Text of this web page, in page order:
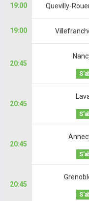
19:00 Quevilly-
19:00
20:45
20:45
20:45
20:45